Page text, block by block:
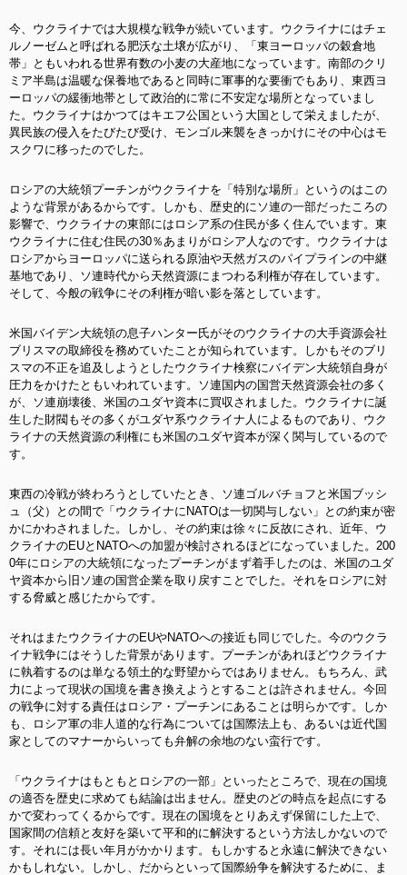
今、ウクライナでは大規模な戦争が続いています。ウクライナにはチェ
ルノーゼムと呼ばれる肥沃な土壌が広がり、「東ヨーロッパの穀倉地
帯」ともいわれる世界有数の小麦の大産地になっています。南部のクリ
ミア半島は温暖な保養地であると同時に軍事的な要衝でもあり、東西ヨ
ーロッパの緩衝地帯として政治的に常に不安定な場所となっていまし
た。ウクライナはかつてはキエフ公国という大国として栄えましたが、
異民族の侵入をたびたび受け、モンゴル来襲をきっかけにその中心はモ
スクワに移ったのでした。
ロシアの大統領プーチンがウクライナを「特別な場所」というのはこの
ような背景があるからです。しかも、歴史的にソ連の一部だったころの
影響で、ウクライナの東部にはロシア系の住民が多く住んでいます。東
ウクライナに住む住民の30％あまりがロシア人なのです。ウクライナは
ロシアからヨーロッパに送られる原油や天然ガスのパイプラインの中継
基地であり、ソ連時代から天然資源にまつわる利権が存在しています。
そして、今般の戦争にその利権が暗い影を落としています。
米国バイデン大統領の息子ハンター氏がそのウクライナの大手資源会社
ブリスマの取締役を務めていたことが知られています。しかもそのブリ
スマの不正を追及しようとしたウクライナ検察にバイデン大統領自身が
圧力をかけたともいわれています。ソ連国内の国営天然資源会社の多く
が、ソ連崩壊後、米国のユダヤ資本に買収されました。ウクライナに誕
生した財閥もその多くがユダヤ系ウクライナ人によるものであり、ウク
ライナの天然資源の利権にも米国のユダヤ資本が深く関与しているので
す。
東西の冷戦が終わろうとしていたとき、ソ連ゴルバチョフと米国ブッシ
ュ（父）との間で「ウクライナにNATOは一切関与しない」との約束が密
かにかわされました。しかし、その約束は徐々に反故にされ、近年、ウ
クライナのEUとNATOへの加盟が検討されるほどになっていました。200
0年にロシアの大統領になったプーチンがまず着手したのは、米国のユダ
ヤ資本から旧ソ連の国営企業を取り戻すことでした。それをロシアに対
する脅威と感じたからです。
それはまたウクライナのEUやNATOへの接近も同じでした。今のウクラ
イナ戦争にはそうした背景があります。プーチンがあれほどウクライナ
に執着するのは単なる領土的な野望からではありません。もちろん、武
力によって現状の国境を書き換えようとすることは許されません。今回
の戦争に対する責任はロシア・プーチンにあることは明らかです。しか
も、ロシア軍の非人道的な行為については国際法上も、あるいは近代国
家としてのマナーからいっても弁解の余地のない蛮行です。
「ウクライナはもともとロシアの一部」といったところで、現在の国境
の適否を歴史に求めても結論は出ません。歴史のどの時点を起点にする
かで変わってくるからです。現在の国境をとりあえず保留にした上で、
国家間の信頼と友好を築いて平和的に解決するという方法しかないので
す。それには長い年月がかかります。もしかすると永遠に解決できない
かもしれない。しかし、だからといって国際紛争を解決するために、ま